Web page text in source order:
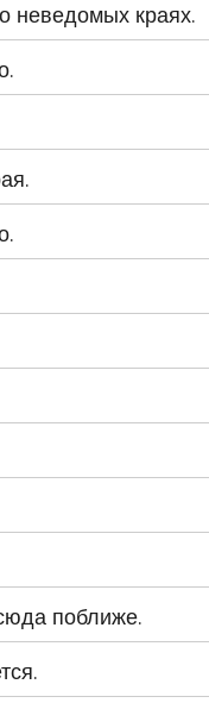
неведомых краях.
поближе.